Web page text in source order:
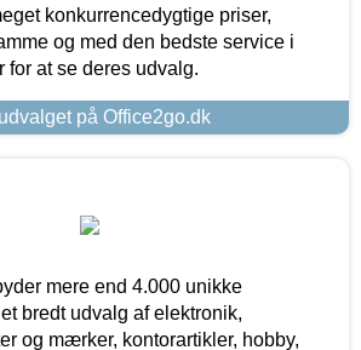
konkurrencedygtige priser,
og med den bedste service i
for at se deres udvalg.
på Office2go.dk
mere end 4.000 unikke
bredt udvalg af elektronik,
og mærker, kontorartikler, hobby,